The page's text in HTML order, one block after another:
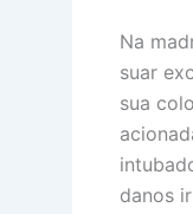
Na
suar
sua
danos